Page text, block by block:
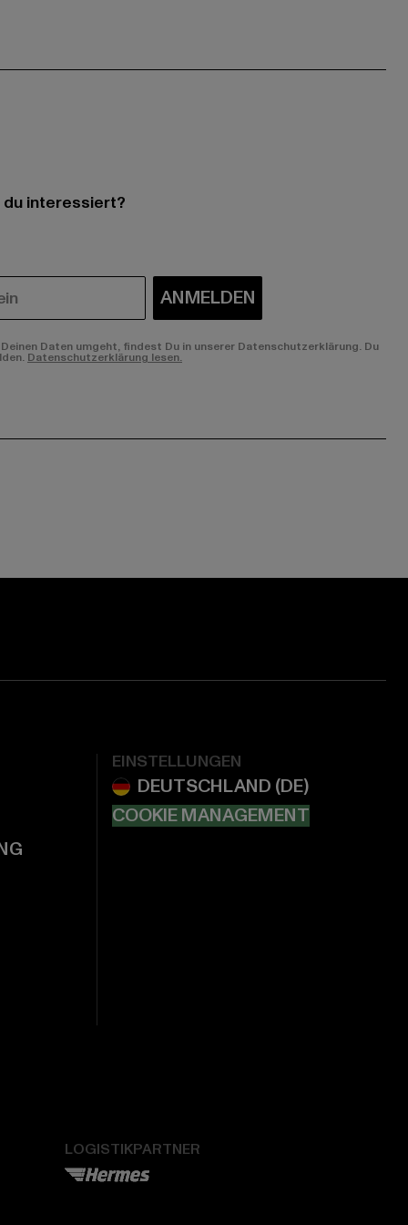
interessiert?
ANMELDEN
Daten umgeht, findest Du in unserer Datenschutzerklärung. Du
Datenschutzerklärung lesen.
EINSTELLUNGEN
COOKIE MANAGEMENT
LOGISTIKPARTNER